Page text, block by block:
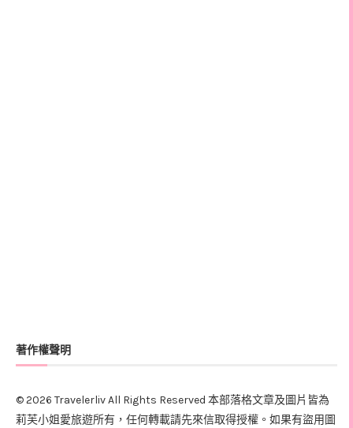
著作權聲明
© 2026 Travelerliv All Rights Reserved 本部落格文章及圖片皆為
莉芙小姐愛旅遊所有，任何轉載請先來信取得授權。如果有盜用圖